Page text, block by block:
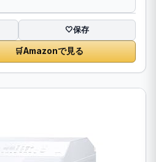
🤍保存
🛒Amazonで見る